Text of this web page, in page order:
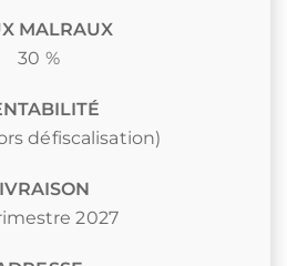
MALRAUX
30 %
défiscalisation)
2027